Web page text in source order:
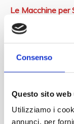
Consenso
Questo sito
Utilizziamo i
annunci, per
Le Macchine per
Le Maserati del
Le Moto Guzzi
Le Rolls Royce
Le Vespa del